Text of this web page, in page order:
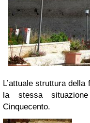
L’attuale struttura
la stessa
Cinquecento.